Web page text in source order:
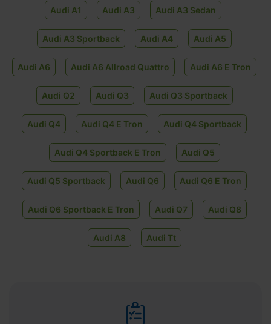
Audi A1 Audi A3 Audi A3 Sedan
Audi A3 Sportback Audi A4 Audi A5
Audi A6 Audi A6 Allroad Quattro Audi A6 E Tron
Audi Q2 Audi Q3 Audi Q3 Sportback
Audi Q4 Audi Q4 E Tron Audi Q4 Sportback
Audi Q4 Sportback E Tron Audi Q5
Audi Q5 Sportback Audi Q6 Audi Q6 E Tron
Audi Q6 Sportback E Tron Audi Q7 Audi Q8
Audi A8 Audi Tt